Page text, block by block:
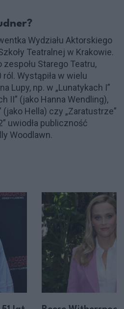
Wydziału Aktorskiego
Teatralnej w Krakowie.
zespołu Starego Teatru,
ról. Wystąpiła w wielu
Lupy, np. w „Lunatykach I”
II” (jako Hanna Wendling),
(jako Hella) czy „Zaratustrze”
uwiodła publiczność
Woodlawn.